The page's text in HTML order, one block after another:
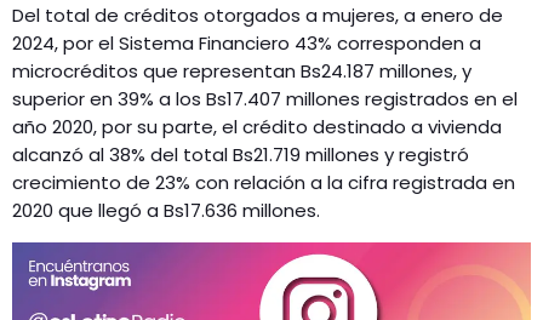
Del total de créditos otorgados a mujeres, a enero de
2024, por el Sistema Financiero 43% corresponden a
microcréditos que representan Bs24.187 millones, y
superior en 39% a los Bs17.407 millones registrados en el
año 2020, por su parte, el crédito destinado a vivienda
alcanzó al 38% del total Bs21.719 millones y registró
crecimiento de 23% con relación a la cifra registrada en
2020 que llegó a Bs17.636 millones.